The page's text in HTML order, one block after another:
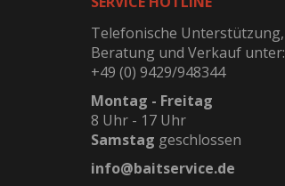
Telefonische Unterstützung,
Beratung und Verkauf unter:
+49 (0) 9429/948344
Montag - Freitag
8 Uhr - 17 Uhr
Samstag geschlossen
info@baitservice.de